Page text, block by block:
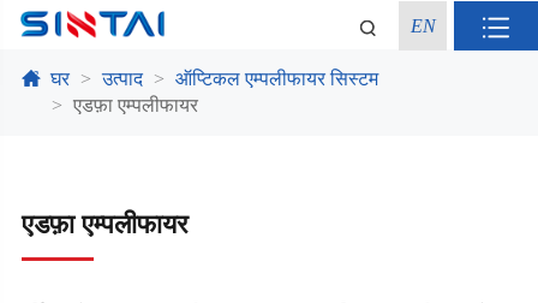
EN
घर उत्पाद
ऑप्टिकल एम्पलीफायर सिस्टम
एडफ़ा एम्पलीफायर
एडफ़ा एम्पलीफायर